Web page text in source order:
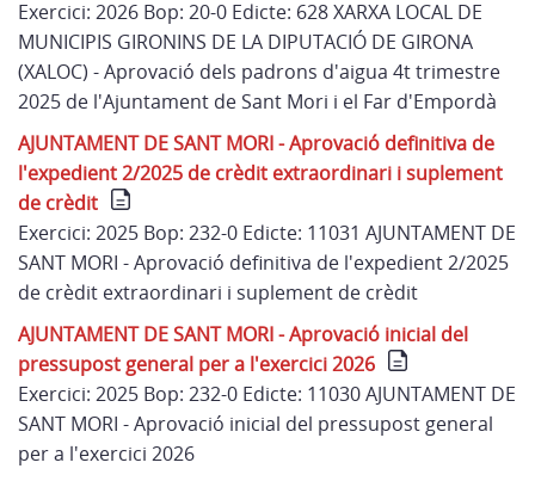
Exercici: 2026 Bop: 20-0 Edicte: 628 XARXA LOCAL DE
MUNICIPIS GIRONINS DE LA DIPUTACIÓ DE GIRONA
(XALOC) - Aprovació dels padrons d'aigua 4t trimestre
2025 de l'Ajuntament de Sant Mori i el Far d'Empordà
AJUNTAMENT DE SANT MORI - Aprovació definitiva de
l'expedient 2/2025 de crèdit extraordinari i suplement
de crèdit
Exercici: 2025 Bop: 232-0 Edicte: 11031 AJUNTAMENT DE
SANT MORI - Aprovació definitiva de l'expedient 2/2025
de crèdit extraordinari i suplement de crèdit
AJUNTAMENT DE SANT MORI - Aprovació inicial del
pressupost general per a l'exercici 2026
Exercici: 2025 Bop: 232-0 Edicte: 11030 AJUNTAMENT DE
SANT MORI - Aprovació inicial del pressupost general
per a l'exercici 2026